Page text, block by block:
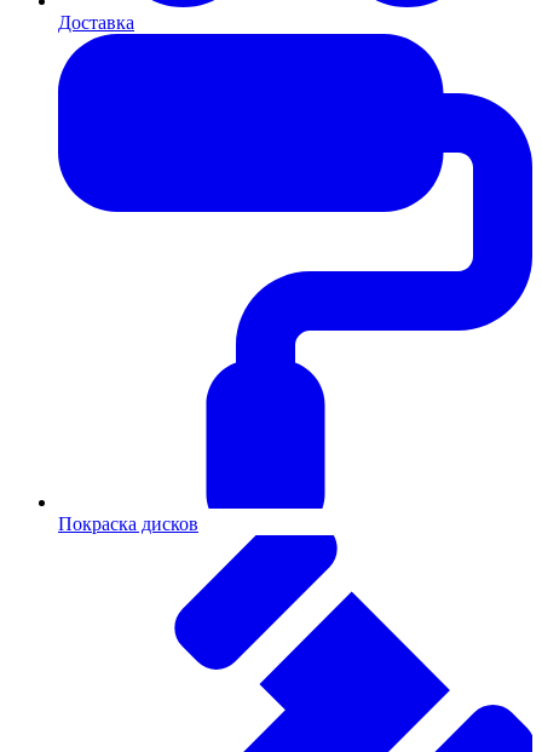
Доставка
Покраска дисков